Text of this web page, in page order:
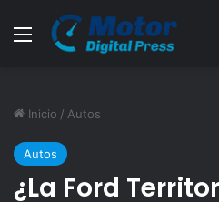
Menú
Inicio / Autos
Autos
¿La Ford